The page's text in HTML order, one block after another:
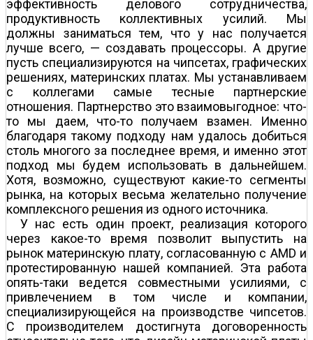
эффективность делового сотрудничества,
продуктивность коллективных усилий. Мы
должны заниматься тем, что у нас получается
лучше всего, — создавать процессоры. А другие
пусть специализируются на чипсетах, графических
решениях, материнских платах. Мы устанавливаем
с коллегами самые тесные партнерские
отношения. Партнерство это взаимовыгодное: что-
то мы даем, что-то получаем взамен. Именно
благодаря такому подходу нам удалось добиться
столь многого за последнее время, и именно этот
подход мы будем использовать в дальнейшем.
Хотя, возможно, существуют какие-то сегменты
рынка, на которых весьма желательно получение
комплексного решения из одного источника.
У нас есть один проект, реализация которого
через какое-то время позволит выпустить на
рынок материнскую плату, согласованную с АМD и
протестированную нашей компанией. Эта работа
опять-таки ведется совместными усилиями, с
привлечением в том числе и компании,
специализирующейся на производстве чипсетов.
С производителем достигнута договоренность